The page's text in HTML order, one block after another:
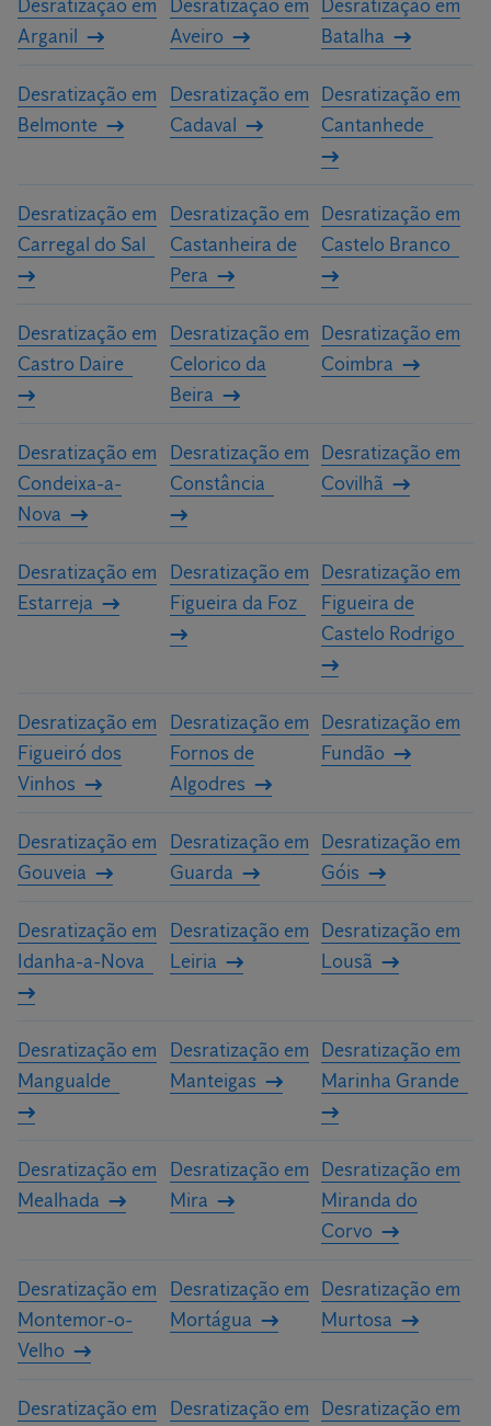
Desratização em
Arganil
Desratização em
Aveiro
Desratização em
Batalha
Desratização em
Belmonte
Desratização em
Cadaval
Desratização em
Cantanhede
Desratização em
Carregal do Sal
Desratização em
Castanheira de
Pera
Desratização em
Castelo Branco
Desratização em
Castro Daire
Desratização em
Celorico da
Beira
Desratização em
Coimbra
Desratização em
Condeixa-a-
Nova
Desratização em
Constância
Desratização em
Covilhã
Desratização em
Estarreja
Desratização em
Figueira da Foz
Desratização em
Figueira de
Castelo Rodrigo
Desratização em
Figueiró dos
Vinhos
Desratização em
Fornos de
Algodres
Desratização em
Fundão
Desratização em
Gouveia
Desratização em
Guarda
Desratização em
Góis
Desratização em
Idanha-a-Nova
Desratização em
Leiria
Desratização em
Lousã
Desratização em
Mangualde
Desratização em
Manteigas
Desratização em
Marinha Grande
Desratização em
Mealhada
Desratização em
Mira
Desratização em
Miranda do
Corvo
Desratização em
Montemor-o-
Velho
Desratização em
Mortágua
Desratização em
Murtosa
Desratização em
Desratização em Desratização em